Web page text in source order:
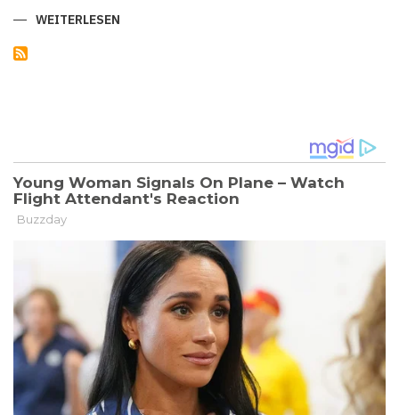
WEITERLESEN
GEZÄHLT?